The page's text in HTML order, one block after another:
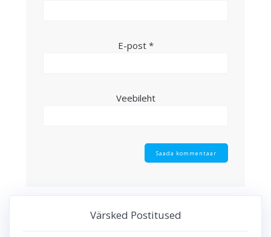
E-post *
Veebileht
Värsked Postitused